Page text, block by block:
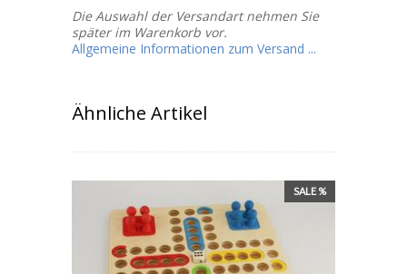
Die Auswahl der Versandart nehmen Sie
später im Warenkorb vor.
Allgemeine Informationen zum Versand ...
Ähnliche Artikel
SALE %